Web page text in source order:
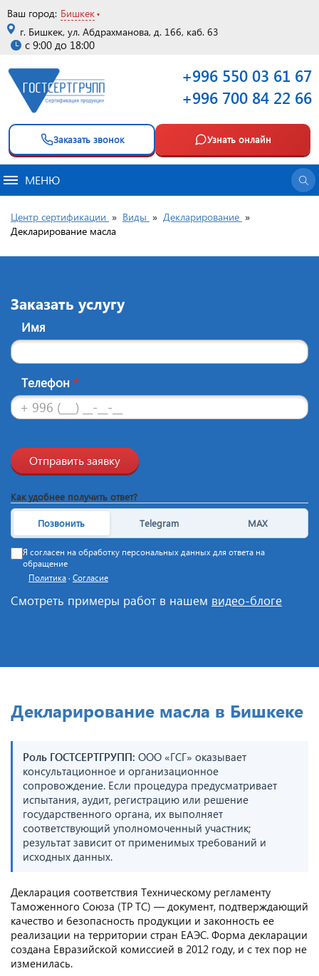
Ваш город: Бишкек
г. Бишкек, ул. Абдрахманова, д. 166, каб. 63
с 9:00 до 18:00
+996 550 03 61 67
+996 700 84 22 66
Заказать звонок Узнать онлайн
МЕНЮ
Центр сертификации » Виды » Декларирование »
Декларирование масла
Заказать услугу
Имя
Телефон *
Отправить заявку
Как удобнее получить ответ?
Позвонить Telegram MAX
Я согласен на обработку персональных данных для ответа на
обращение
Политика · Согласие
Смотреть примеры работ в нашем видео-блоге
Декларирование масла в Бишкеке
Роль ГОСТСЕРТГРУПП: ООО «ГСГ» оказывает
консультационное и организационное
сопровождение. Если процедура предусматривает
испытания, аудит, регистрацию или решение
государственного органа, их выполняет
соответствующий уполномоченный участник;
результат зависит от применимых требований и
исходных данных.
Декларация соответствия Техническому регламенту
Таможенного Союза (ТР ТС) — документ, подтверждающий
качество и безопасность продукции и законность ее
реализации на территории стран ЕАЭС. Форма декларации
создана Евразийской комиссией в 2012 году, и с тех пор не
изменилась.